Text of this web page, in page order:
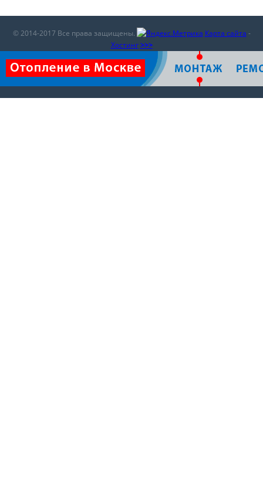
© 2014-2017 Все права защищены. Карта сайта -
Хостинг >>>